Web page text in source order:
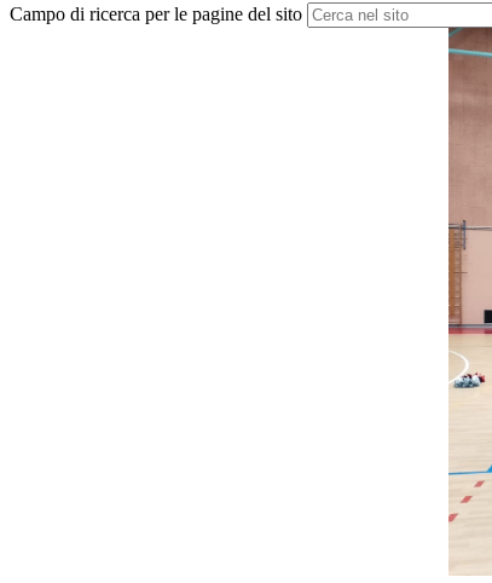
Campo di ricerca per le pagine del sito